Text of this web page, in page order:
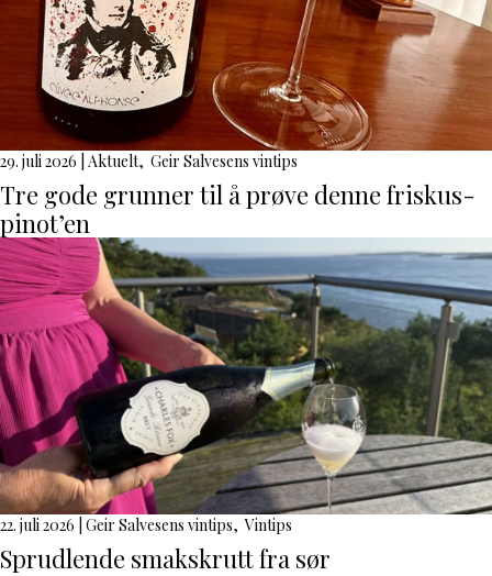
29. juli 2026 Aktuelt, Geir Salvesens vintips
Tre gode grunner til å prøve denne friskus-
pinot’en
22. juli 2026 Geir Salvesens vintips,Vintips
Sprudlende smakskrutt fra sør